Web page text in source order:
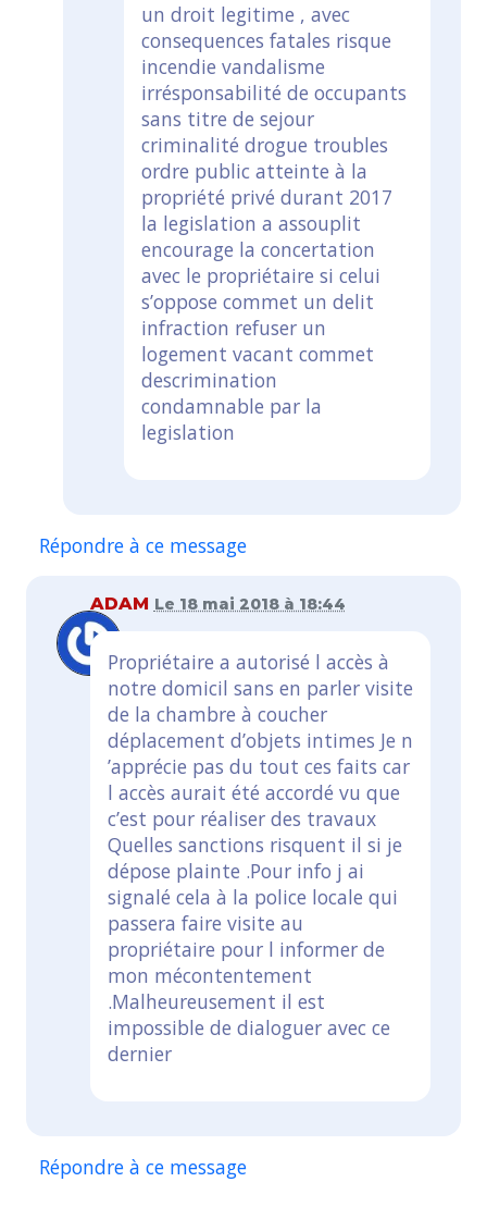
un droit legitime , avec
consequences fatales risque
incendie vandalisme
irrésponsabilité de occupants
sans titre de sejour
criminalité drogue troubles
ordre public atteinte à la
propriété privé durant 2017
la legislation a assouplit
encourage la concertation
avec le propriétaire si celui
s’oppose commet un delit
infraction refuser un
logement vacant commet
descrimination
condamnable par la
legislation
Répondre à ce message
ADAM Le 18 mai 2018 à 18:44
Propriétaire a autorisé l accès à
notre domicil sans en parler visite
de la chambre à coucher
déplacement d’objets intimes Je n
’apprécie pas du tout ces faits car
l accès aurait été accordé vu que
c’est pour réaliser des travaux
Quelles sanctions risquent il si je
dépose plainte .Pour info j ai
signalé cela à la police locale qui
passera faire visite au
propriétaire pour l informer de
mon mécontentement
.Malheureusement il est
impossible de dialoguer avec ce
dernier
Répondre à ce message